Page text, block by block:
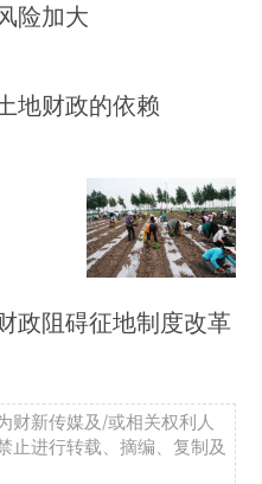
险加大
地财政的依赖
政阻碍征地制度改革
财新传媒及/或相关权利人
止进行转载、摘编、复制及